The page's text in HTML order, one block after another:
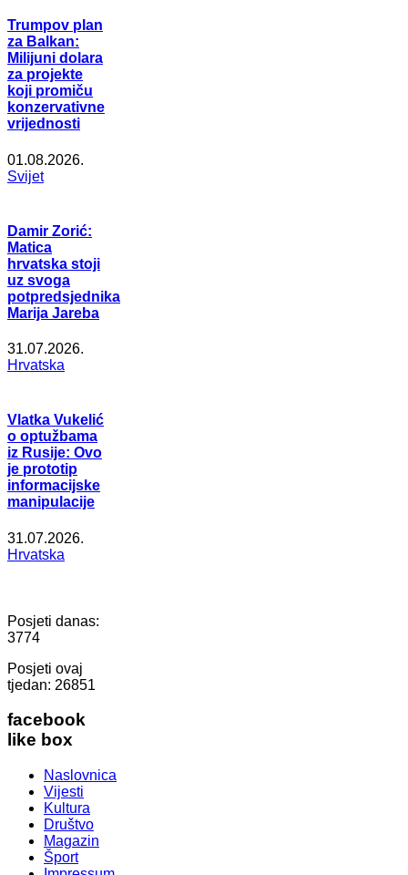
Trumpov plan
za Balkan:
Milijuni dolara
za projekte
koji promiču
konzervativne
vrijednosti
01.08.2026.
Svijet
Damir Zorić:
Matica
hrvatska stoji
uz svoga
potpredsjednika
Marija Jareba
31.07.2026.
Hrvatska
Vlatka Vukelić
o optužbama
iz Rusije: Ovo
je prototip
informacijske
manipulacije
31.07.2026.
Hrvatska
Posjeti danas:
3774
Posjeti ovaj
tjedan: 26851
facebook
like box
Naslovnica
Vijesti
Kultura
Društvo
Magazin
Šport